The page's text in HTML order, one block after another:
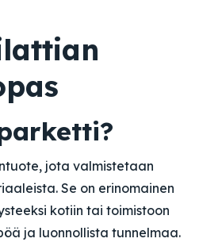
jota valmistetaan
Se on erinomainen
kotiin tai toimistoon
ja luonnollista tunnelmaa.